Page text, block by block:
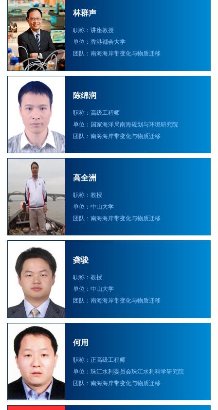
林群声
职称：讲座教授
单位：香港都会大学
团队：南海海岸带变化与物质迁移
陈绵润
职称：高级工程师
单位：国家海洋局南海规划与环境研究院
团队：南海海岸带变化与物质迁移
高全洲
职称：教授
单位：中山大学
团队：南海海岸带变化与物质迁移
龚骏
职称：教授
单位：中山大学
团队：南海海岸带变化与物质迁移
何用
职称：正高级工程师
单位：珠江水利委员会珠江水利科学研究院
团队：南海海岸带变化与物质迁移